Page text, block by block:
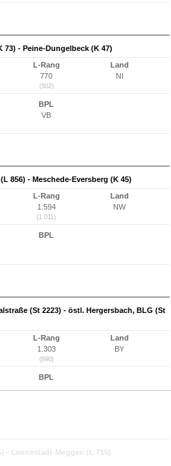
73) - Peine-Dungelbeck (K 47)
L-Rang
770
(502)
Land
NI
BPL
VB
856) - Meschede-Eversberg (K 45)
L-Rang
1.594
(1.011)
Land
NW
BPL
(St 2223) - östl. Hergersbach, BLG (St
L-Rang
1.303
(890)
Land
BY
BPL
- Lennestadt-Meggen (L 715)